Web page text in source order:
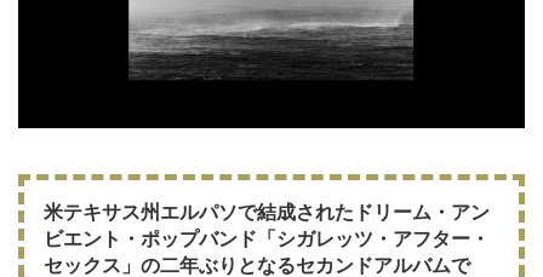
米テキサス州エルパソで結成されたドリーム・アン
ビエント・ポップバンド「シガレッツ・アフター・
セックス」の二年ぶりとなるセカンドアルバムで